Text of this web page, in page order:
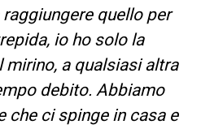
quello per
io ho solo la
a qualsiasi altra
debito. Abbiamo
che ci spinge in casa e